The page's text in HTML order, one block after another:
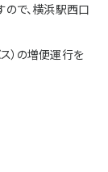
ので、横浜駅西口
）の増便運行を